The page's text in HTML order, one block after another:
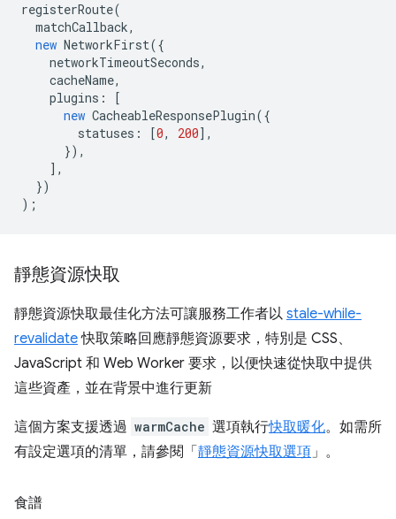
registerRoute(
matchCallback,
new NetworkFirst({
networkTimeoutSeconds,
cacheName,
plugins :
[
new CacheableResponsePlugin({
statuses : [0, 200],
}),
],
})
);
靜態資源快取
靜態資源快取最佳化方法可讓服務工作者以 stale-while-
revalidate快取策略回應靜態資源要求，特別是 CSS、
JavaScript 和 Web Worker 要求，以便快速從快取中提供
這些資產，並在背景中進行更新
這個方案支援透過 warmCache 選項執行快取暖化。如需所
有設定選項的清單，請參閱「 靜態資源快取選項」。
食譜